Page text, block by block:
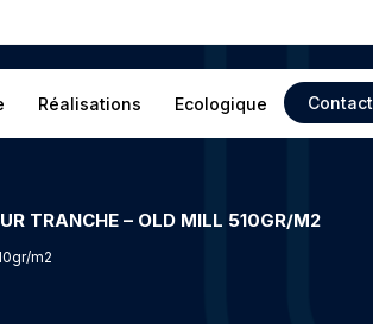
Réalisations Ecologique Contact
TRANCHE – OLD MILL 510GR/M2
m2